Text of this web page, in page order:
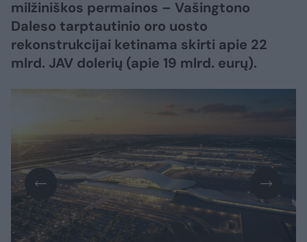
milžiniškos permainos – Vašingtono
Daleso tarptautinio oro uosto
rekonstrukcijai ketinama skirti apie 22
mlrd. JAV dolerių (apie 19 mlrd. eurų).